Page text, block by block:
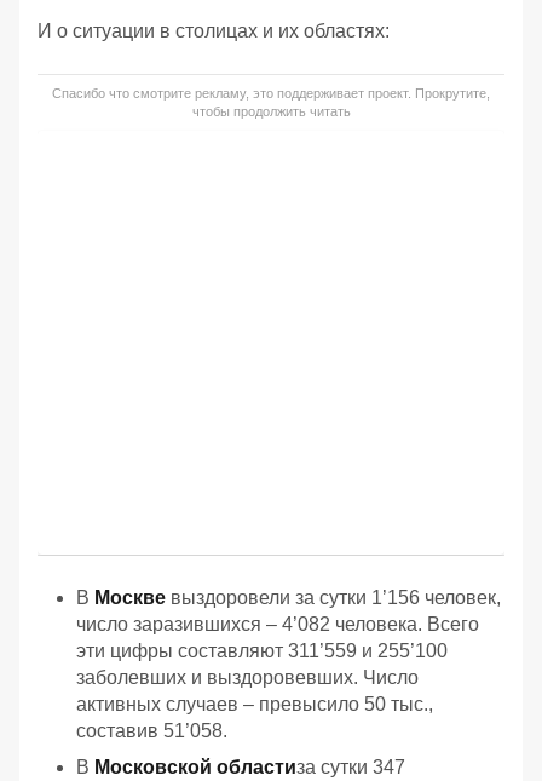
И о ситуации в столицах и их областях:
Спасибо что смотрите рекламу, это поддерживает проект. Прокрутите,
чтобы продолжить читать
В Москве выздоровели за сутки 1’156 человек,
число заразившихся – 4’082 человека. Всего
эти цифры составляют 311’559 и 255’100
заболевших и выздоровевших. Число
активных случаев – превысило 50 тыс.,
составив 51’058.
В Московской областиза сутки 347